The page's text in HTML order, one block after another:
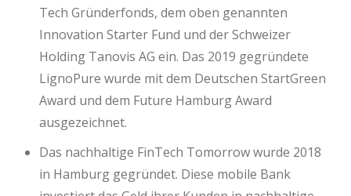
Tech Gründerfonds, dem oben genannten
Innovation Starter Fund und der Schweizer
Holding Tanovis AG ein. Das 2019 gegründete
LignoPure wurde mit dem Deutschen StartGreen
Award und dem Future Hamburg Award
ausgezeichnet.
Das nachhaltige FinTech Tomorrow wurde 2018
in Hamburg gegründet. Diese mobile Bank